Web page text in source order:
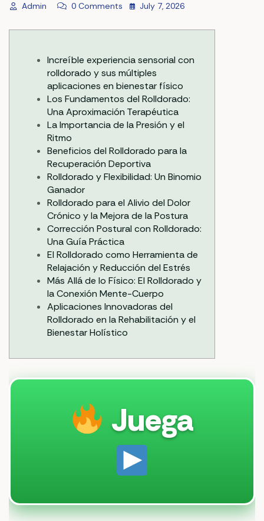
July 7, 2026
Admin 0 Comments
Increíble experiencia sensorial con
rolldorado y sus múltiples
aplicaciones en bienestar físico
Los Fundamentos del Rolldorado:
Una Aproximación Terapéutica
La Importancia de la Presión y el
Ritmo
Beneficios del Rolldorado para la
Recuperación Deportiva
Rolldorado y Flexibilidad: Un Binomio
Ganador
Rolldorado para el Alivio del Dolor
Crónico y la Mejora de la Postura
Corrección Postural con Rolldorado:
Una Guía Práctica
El Rolldorado como Herramienta de
Relajación y Reducción del Estrés
Más Allá de lo Físico: El Rolldorado y
la Conexión Mente-Cuerpo
Aplicaciones Innovadoras del
Rolldorado en la Rehabilitación y el
Bienestar Holístico
Juega